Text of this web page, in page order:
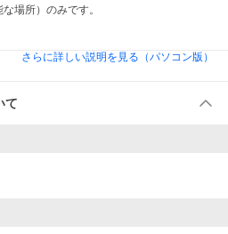
場所）のみです。
さらに詳しい説明を見る（パソコン版）
て